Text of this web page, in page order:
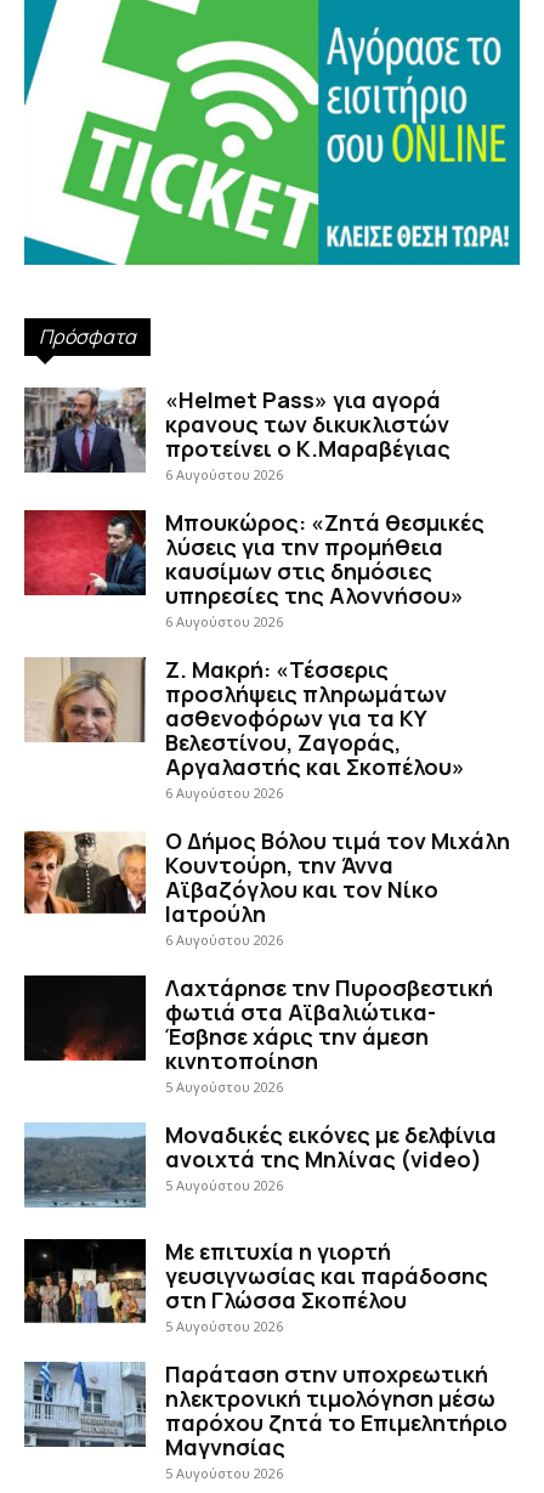
Πρόσφατα
«Helmet Pass» για αγορά
κρανους των δικυκλιστών
προτείνει ο Κ.Μαραβέγιας
6 Αυγούστου 2026
Μπουκώρος: «Ζητά θεσμικές
λύσεις για την προμήθεια
καυσίμων στις δημόσιες
υπηρεσίες της Αλοννήσου»
6 Αυγούστου 2026
Ζ. Μακρή: «Τέσσερις
προσλήψεις πληρωμάτων
ασθενοφόρων για τα ΚΥ
Βελεστίνου, Ζαγοράς,
Αργαλαστής και Σκοπέλου»
6 Αυγούστου 2026
Ο Δήμος Βόλου τιμά τον Μιχάλη
Κουντούρη, την Άννα
Αϊβαζόγλου και τον Νίκο
Ιατρούλη
6 Αυγούστου 2026
Λαχτάρησε την Πυροσβεστική
φωτιά στα Αϊβαλιώτικα-
Έσβησε χάρις την άμεση
κινητοποίηση
5 Αυγούστου 2026
Μοναδικές εικόνες με δελφίνια
ανοιχτά της Μηλίνας (video)
5 Αυγούστου 2026
Με επιτυχία η γιορτή
γευσιγνωσίας και παράδοσης
στη Γλώσσα Σκοπέλου
5 Αυγούστου 2026
Παράταση στην υποχρεωτική
ηλεκτρονική τιμολόγηση μέσω
παρόχου ζητά το Επιμελητήριο
Μαγνησίας
5 Αυγούστου 2026